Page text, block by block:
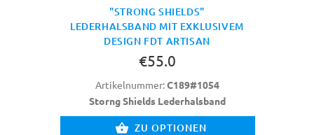
"STRONG SHIELDS"
LEDERHALSBAND MIT EXKLUSIVEM
DESIGN FDT ARTISAN
€55.0
Artikelnummer:C189#1054
Storng Shields Lederhalsband
ZU OPTIONEN